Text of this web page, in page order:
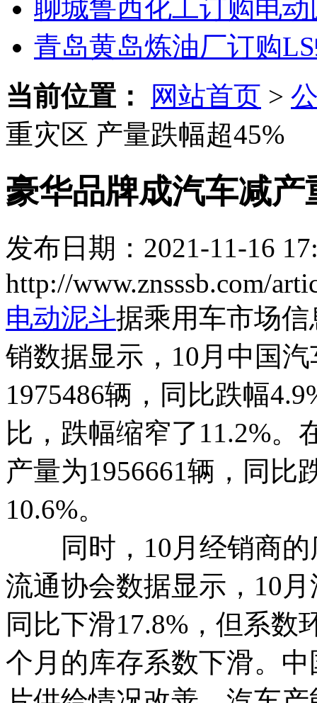
聊城鲁西化工订购电
青岛黄岛炼油厂订购
当前位置：
网站首页 >
重灾区 产量跌幅超45%
豪华品牌成汽车减
发布日期：2021-11-16
http://www.znsssb.com/
电动泥斗据乘用车市场
销数据显示，10月中国
1975486辆，同比跌幅
比，跌幅缩窄了11.2%。
产量为1956661辆，同比
10.6%。
同时，10月经销商的
流通协会数据显示，10
同比下滑17.8%，但系数
个月的库存系数下滑。